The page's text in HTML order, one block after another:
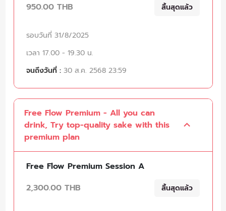
950.00 THB
สิ้นสุดแล้ว
รอบวันที่ 31/8/2025
เวลา 17.00 - 19.30 น.
จนถึงวันที่ : 30 ส.ค. 2568 23:59
Free Flow Premium - All you can
drink, Try top-quality sake with this
premium plan
Free Flow Premium Session A
2,300.00 THB
สิ้นสุดแล้ว